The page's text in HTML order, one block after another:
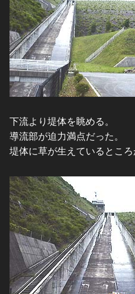
下流より堤体を眺める。
導流部が迫力満点だった。
堤体に草が生えているところ